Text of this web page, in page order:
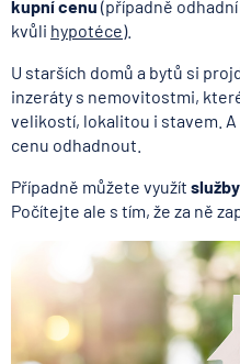
kupní cenu (případně
kvůli hypotéce).
U starších domů a bytů si
inzeráty s nemovitostmi,
velikostí, lokalitou i stavem. A
cenu odhadnout.
Případně můžete využít služby
Počítejte ale s tím, že za ně